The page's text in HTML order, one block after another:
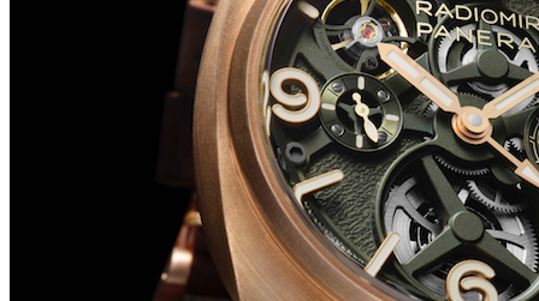
Big Bang Sapphire Sky Blue de Hublot